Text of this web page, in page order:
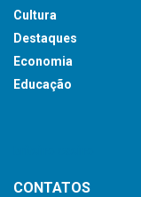
Cultura
Destaques
Economia
Educação
CONTATOS